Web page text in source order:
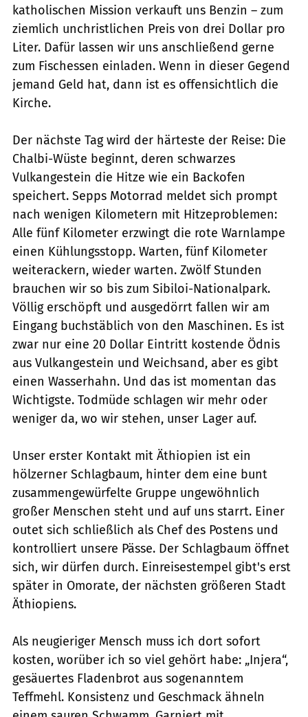
katholischen Mission verkauft uns Benzin – zum
ziemlich unchristlichen Preis von drei Dollar pro
Liter. Dafür lassen wir uns anschließend gerne
zum Fischessen einladen. Wenn in dieser Gegend
jemand Geld hat, dann ist es offensichtlich die
Kirche.
Der nächste Tag wird der härteste der Reise: Die
Chalbi-Wüste beginnt, deren schwarzes
Vulkangestein die Hitze wie ein Backofen
speichert. Sepps Motorrad meldet sich prompt
nach wenigen Kilometern mit Hitzeproblemen:
Alle fünf Kilometer erzwingt die rote Warnlampe
einen Kühlungsstopp. Warten, fünf Kilometer
weiterackern, wieder warten. Zwölf Stunden
brauchen wir so bis zum Sibiloi-Nationalpark.
Völlig erschöpft und ausgedörrt fallen wir am
Eingang buchstäblich von den Maschinen. Es ist
zwar nur eine 20 Dollar Eintritt kostende Ödnis
aus Vulkangestein und Weichsand, aber es gibt
einen Wasserhahn. Und das ist momentan das
Wichtigste. Todmüde schlagen wir mehr oder
weniger da, wo wir stehen, unser Lager auf.
Unser erster Kontakt mit Äthiopien ist ein
hölzerner Schlagbaum, hinter dem eine bunt
zusammengewürfelte Gruppe ungewöhnlich
großer Menschen steht und auf uns starrt. Einer
outet sich schließlich als Chef des Postens und
kontrolliert unsere Pässe. Der Schlagbaum öffnet
sich, wir dürfen durch. Einreisestempel gibt's erst
später in Omorate, der nächsten größeren Stadt
Äthiopiens.
Als neugieriger Mensch muss ich dort sofort
kosten, worüber ich so viel gehört habe: „Injera“,
gesäuertes Fladenbrot aus sogenanntem
Teffmehl. Konsistenz und Geschmack ähneln